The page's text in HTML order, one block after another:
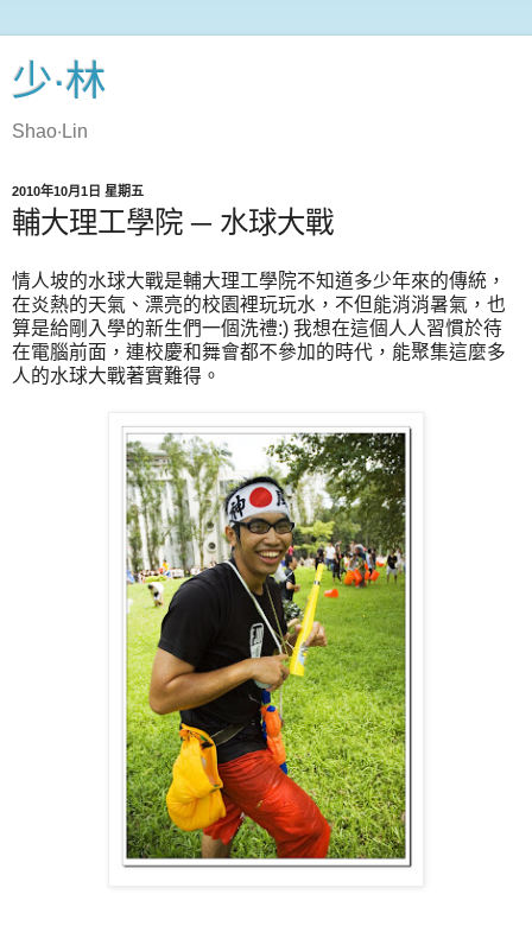
少‧林
Shao‧Lin
2010年10月1日 星期五
輔大理工學院 ─ 水球大戰
情人坡的水球大戰是輔大理工學院不知道多少年來的傳統，
在炎熱的天氣、漂亮的校園裡玩玩水，不但能消消暑氣，也
算是給剛入學的新生們一個洗禮:) 我想在這個人人習慣於待
在電腦前面，連校慶和舞會都不參加的時代，能聚集這麼多
人的水球大戰著實難得。